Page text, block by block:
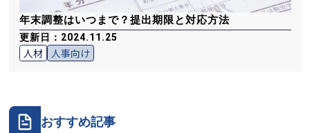
年末調整はいつまで？提出期限と対応方法
更新日：2024.11.25
人材 人事向け
おすすめ記事